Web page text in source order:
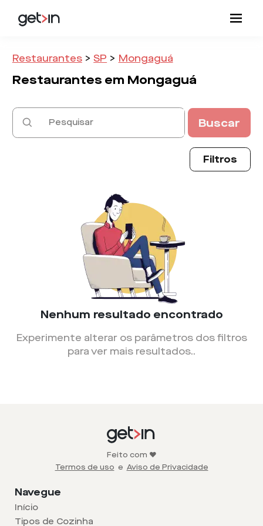
Restaurantes > SP > Mongaguá
Restaurantes em Mongaguá
Buscar
Filtros
Nenhum resultado encontrado
Experimente alterar os parâmetros dos filtros
para ver mais resultados..
Feito com ❤️
Termos de uso e Aviso de Privacidade
Navegue
Início
Tipos de Cozinha